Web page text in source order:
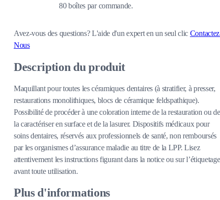
80 boîtes par commande.
Avez-vous des questions?L'aide d'un expert en un seul clic
Nous
Description du produit
Maquillant pour toutes les céramiques dentaires (à stratifier, à presser,
restaurations monolithiques, blocs de céramique feldspathique).
Possibilité de procéder à une coloration interne de la restauration ou de
la caractériser en surface et de la lasurer. Dispositifs médicaux pour
soins dentaires, réservés aux professionnels de santé, non remboursés
par les organismes d’assurance maladie au titre de la LPP. Lisez
attentivement les instructions figurant dans la notice ou sur l’étiquetage
avant toute utilisation.
Plus d'informations